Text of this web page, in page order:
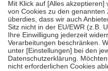
fallenkeine Zuzahlungenan bei:
• Kindern und Jugendlichen bis
mit Ausnahme der Fahrkosten
• Untersuchungen zur Vorsorge
GKV getragen werden
• empfohlenen Schutzimpfungen
• Harn- und Blutteststreifen